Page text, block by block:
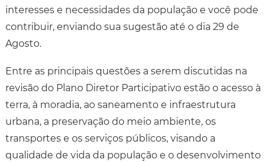
interesses e necessidades da população e você pode
contribuir, enviando sua sugestão até o dia 29 de
Agosto.
Entre as principais questões a serem discutidas na
revisão do Plano Diretor Participativo estão o acesso à
terra, à moradia, ao saneamento e infraestrutura
urbana, a preservação do meio ambiente, os
transportes e os serviços públicos, visando a
qualidade de vida da população e o desenvolvimento